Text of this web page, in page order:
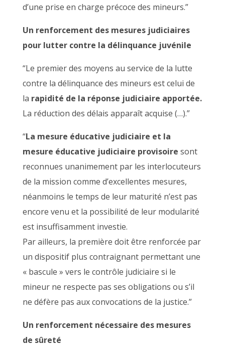
d’une prise en charge précoce des mineurs.”
Un renforcement des mesures judiciaires
pour lutter contre la délinquance juvénile
“Le premier des moyens au service de la lutte
contre la délinquance des mineurs est celui de
la rapidité de la réponse judiciaire apportée.
La réduction des délais apparaît acquise (…).”
“La mesure éducative judiciaire et la
mesure éducative judiciaire provisoire sont
reconnues unanimement par les interlocuteurs
de la mission comme d’excellentes mesures,
néanmoins le temps de leur maturité n’est pas
encore venu et la possibilité de leur modularité
est insuffisamment investie.
Par ailleurs, la première doit être renforcée par
un dispositif plus contraignant permettant une
« bascule » vers le contrôle judiciaire si le
mineur ne respecte pas ses obligations ou s’il
ne défère pas aux convocations de la justice.”
Un renforcement nécessaire des mesures
de sûreté